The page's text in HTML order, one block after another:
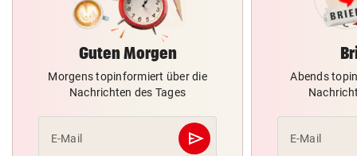
Guten Morgen
Morgens topinformiert über die
Nachrichten des Tages
E-Mail send
Abschicken
Abends
E-Mail